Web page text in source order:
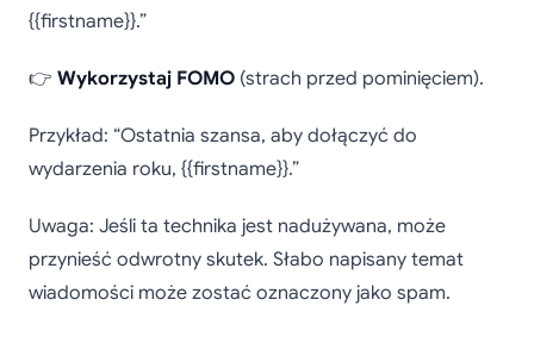
{{firstname}}.”
👉 Wykorzystaj FOMO (strach przed pominięciem).
Przykład: “Ostatnia szansa, aby dołączyć do
wydarzenia roku, {{firstname}}.”
Uwaga: Jeśli ta technika jest nadużywana, może
przynieść odwrotny skutek. Słabo napisany temat
wiadomości może zostać oznaczony jako spam.